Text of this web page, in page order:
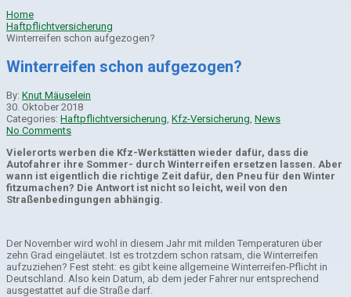
Home
Haftpflichtversicherung
Winterreifen schon aufgezogen?
Winterreifen schon aufgezogen?
By: Knut Mäuselein
30. Oktober 2018
Categories: Haftpflichtversicherung Kfz-Versicherung News
No Comments
Vielerorts werben die Kfz-Werkstätten wieder dafür, dass die
Autofahrer ihre Sommer- durch Winterreifen ersetzen lassen. Aber
wann ist eigentlich die richtige Zeit dafür, den Pneu für den Winter
fitzumachen? Die Antwort ist nicht so leicht, weil von den
Straßenbedingungen abhängig.
Der November wird wohl in diesem Jahr mit milden Temperaturen über
zehn Grad eingeläutet. Ist es trotzdem schon ratsam, die Winterreifen
aufzuziehen? Fest steht: es gibt keine allgemeine Winterreifen-Pflicht in
Deutschland. Also kein Datum, ab dem jeder Fahrer nur entsprechend
ausgestattet auf die Straße darf.